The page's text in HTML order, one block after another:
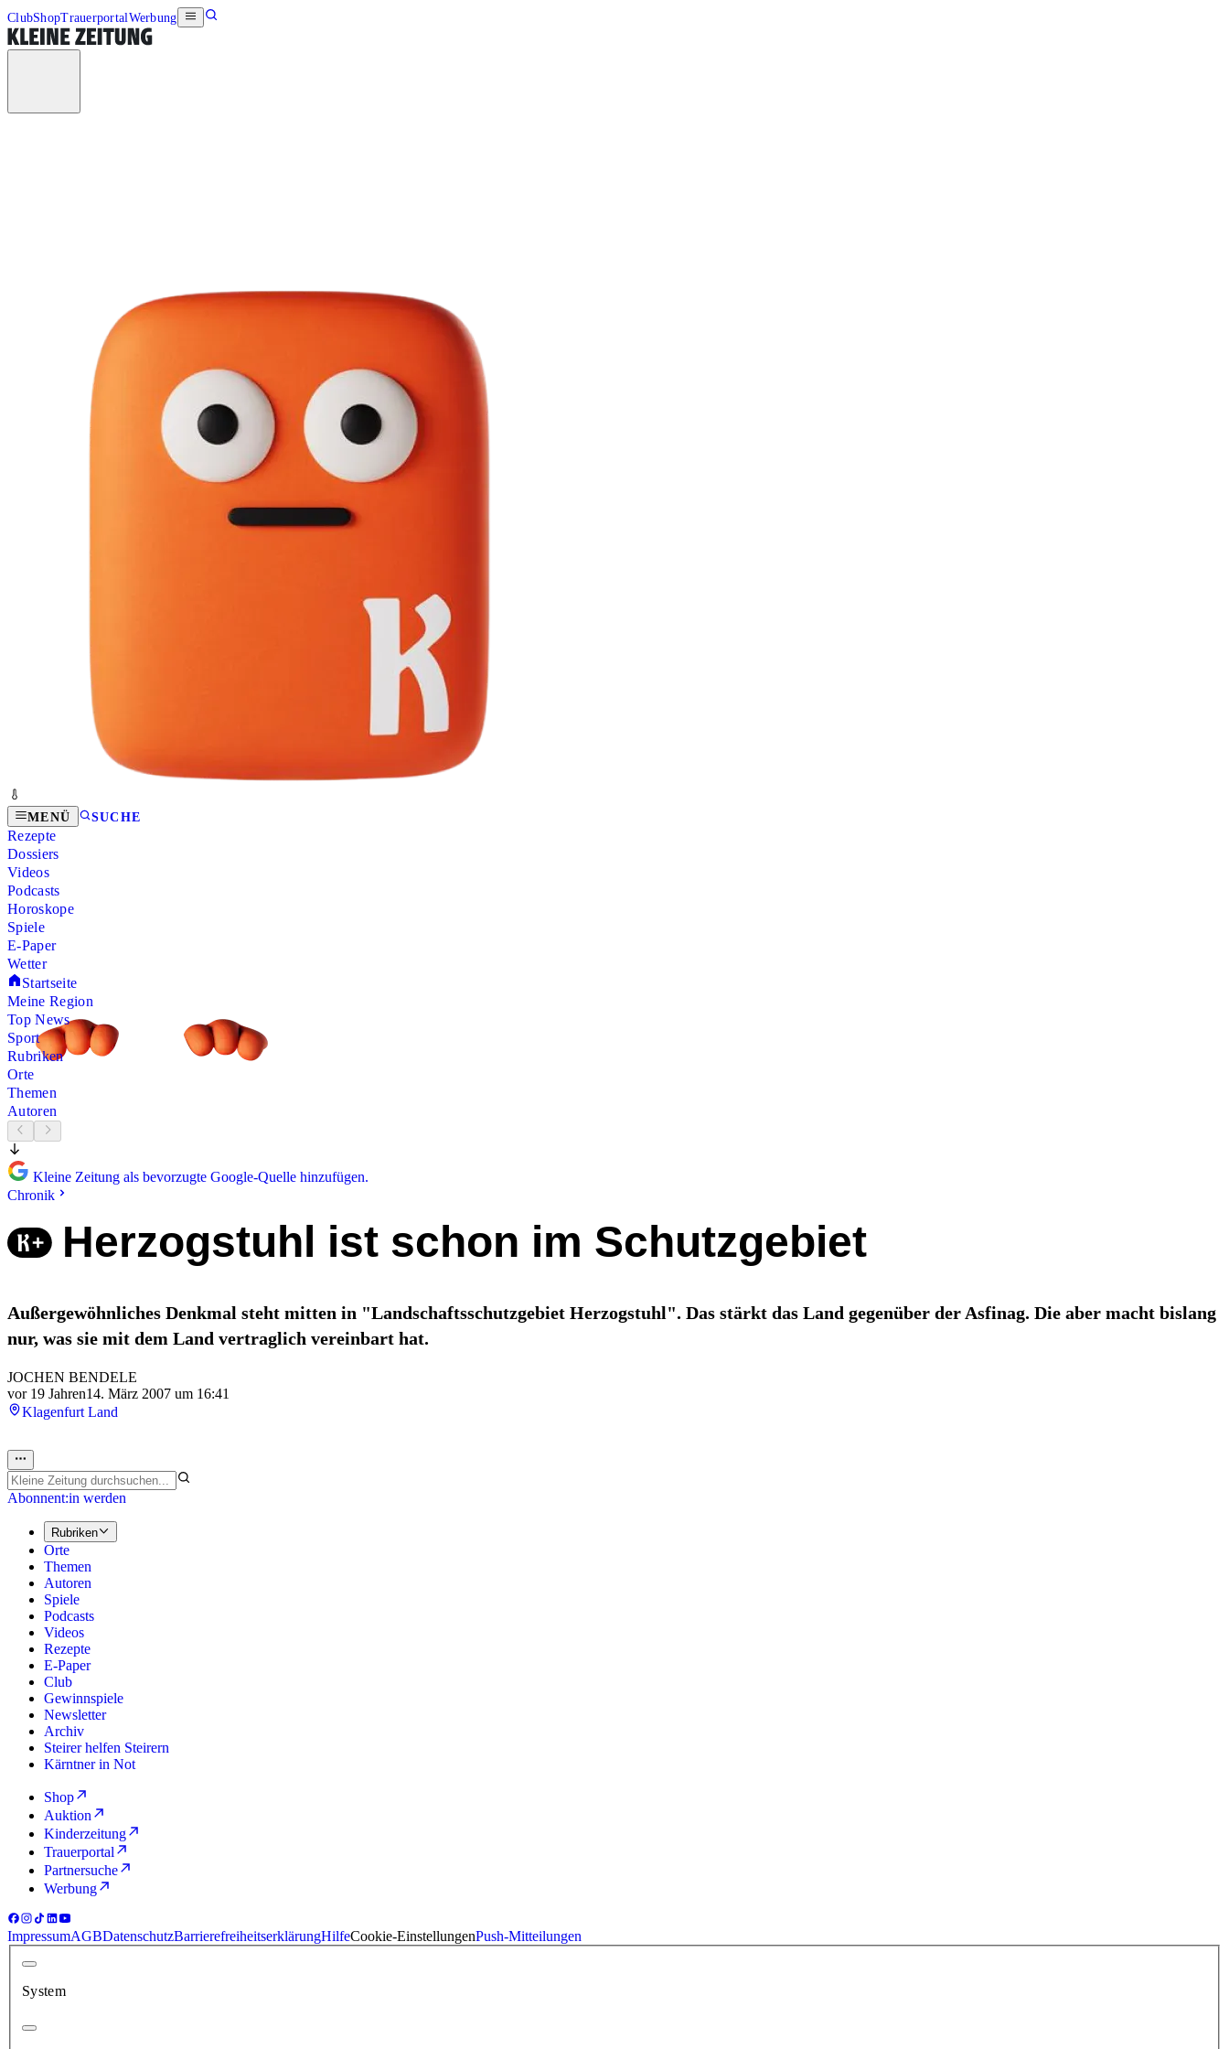
ClubShopTrauerportalWerbung
MENÜ SUCHE
Rezepte
Dossiers
Videos
Podcasts
Horoskope
Spiele
E-Paper
Wetter
Startseite
Meine Region
Top News
Sport
Rubriken
Orte
Themen
Autoren
Kleine Zeitung als bevorzugte Google-Quelle hinzufügen.
Chronik
Herzogstuhl ist schon im Schutzgebiet
Außergewöhnliches Denkmal steht mitten in "Landschaftsschutzgebiet Herzogstuhl". Das stärkt das Land gegenüber der Asfinag. Die aber macht bislang
nur, was sie mit dem Land vertraglich vereinbart hat.
JOCHEN BENDELE
vor 19 Jahren14. März 2007 um 16:41
Klagenfurt Land
Abonnent:in werden
Rubriken
Orte
Themen
Autoren
Spiele
Podcasts
Videos
Rezepte
E-Paper
Club
Gewinnspiele
Newsletter
Archiv
Steirer helfen Steirern
Kärntner in Not
Shop
Auktion
Kinderzeitung
Trauerportal
Partnersuche
Werbung
ImpressumAGBDatenschutzBarrierefreiheitserklärungHilfeCookie-EinstellungenPush-Mitteilungen
System